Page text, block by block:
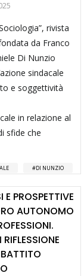
rivista
da Franco
Di Nunzio
sindacale
e soggettività
in relazione al
sfide che
DI NUNZIO
E PROSPETTIVE
AUTONOMO